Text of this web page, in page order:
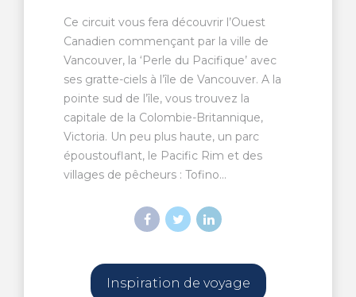
Ce circuit vous fera découvrir l’Ouest
Canadien commençant par la ville de
Vancouver, la ‘Perle du Pacifique’ avec
ses gratte-ciels à l’île de Vancouver. A la
pointe sud de l’île, vous trouvez la
capitale de la Colombie-Britannique,
Victoria. Un peu plus haute, un parc
époustouflant, le Pacific Rim et des
villages de pêcheurs : Tofino...
Inspiration de voyage